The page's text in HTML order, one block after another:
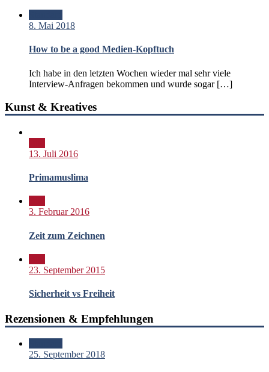
8. Mai 2018
How to be a good Medien-Kopftuch
Ich habe in den letzten Wochen wieder mal sehr viele
Interview-Anfragen bekommen und wurde sogar […]
Kunst & Kreatives
13. Juli 2016
Primamuslima
3. Februar 2016
Zeit zum Zeichnen
23. September 2015
Sicherheit vs Freiheit
Rezensionen & Empfehlungen
25. September 2018